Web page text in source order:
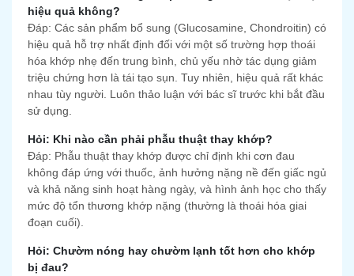
hiệu quả không?
Đáp: Các sản phẩm bổ sung (Glucosamine, Chondroitin) có
hiệu quả hỗ trợ nhất định đối với một số trường hợp thoái
hóa khớp nhẹ đến trung bình, chủ yếu nhờ tác dụng giảm
triệu chứng hơn là tái tạo sụn. Tuy nhiên, hiệu quả rất khác
nhau tùy người. Luôn thảo luận với bác sĩ trước khi bắt đầu
sử dụng.
Hỏi: Khi nào cần phải phẫu thuật thay khớp?
Đáp: Phẫu thuật thay khớp được chỉ định khi cơn đau
không đáp ứng với thuốc, ảnh hưởng nặng nề đến giấc ngủ
và khả năng sinh hoạt hàng ngày, và hình ảnh học cho thấy
mức độ tổn thương khớp nặng (thường là thoái hóa giai
đoạn cuối).
Hỏi: Chườm nóng hay chườm lạnh tốt hơn cho khớp
bị đau?